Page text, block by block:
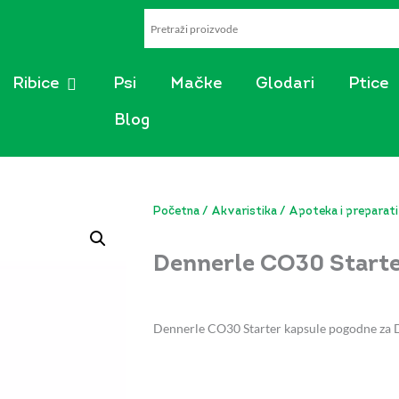
Ribice OPEN RIBICE
Psi Mačke Glodari Ptice
Blog
Početna / Akvaristika / Apoteka i preparati
Dennerle CO30
Dennerle CO30 Starter kapsule pogodne za